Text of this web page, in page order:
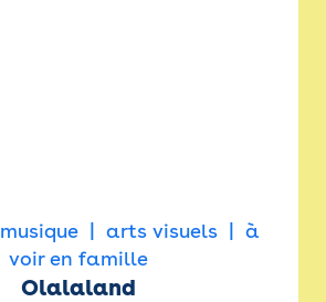
musique arts visuels
à
voir en famille
Olalaland